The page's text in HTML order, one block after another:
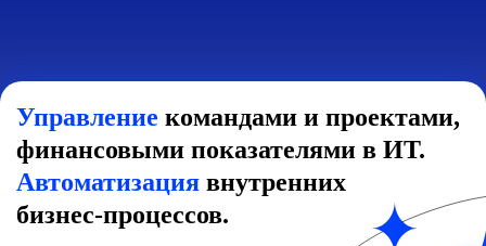
Управление командами и проектами,
финансовыми показателями в ИТ.
Автоматизация внутренних
бизнес-процессов.